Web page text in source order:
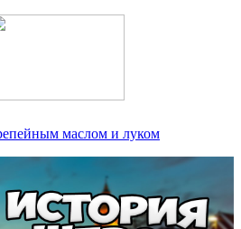
маслом и луком